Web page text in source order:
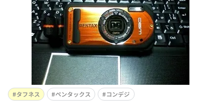
タフネス ペンタックス コンデジ